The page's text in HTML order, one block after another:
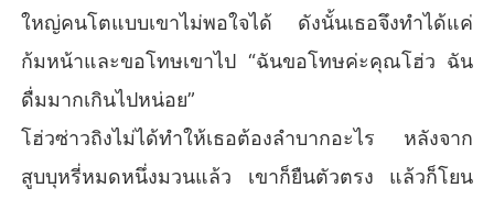
ใหญ่คนโตแบบเขาไม่พอใจได้ ดังนั้นเธอจึงทำได้แค่
ก้มหน้าและขอโทษเขาไป “ฉันขอโทษค่ะคุณโฮ่ว ฉัน
ดื่มมากเกินไปหน่อย”
โฮ่วซ่าวถิงไม่ได้ทำให้เธอต้องลำบากอะไร หลังจาก
สูบบุหรี่หมดหนึ่งมวนแล้ว เขาก็ยืนตัวตรง แล้วก็โยน